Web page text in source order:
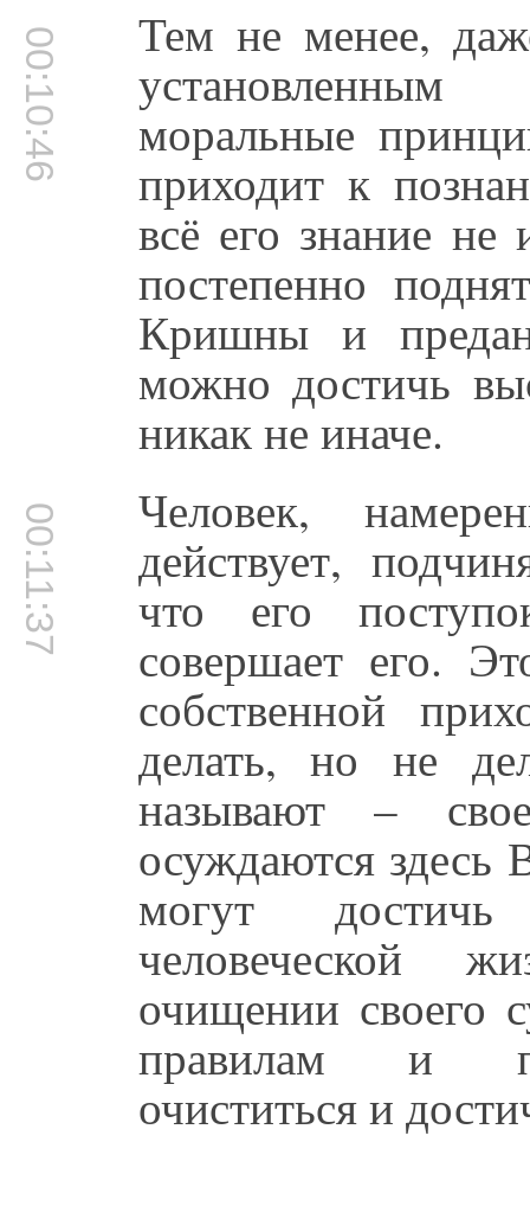
00:10:46 Тем не менее,
моральные
приходит к
всё его знание
постепенно
Кришны и
можно достичь
никак не иначе.
00:11:37 Человек,
действует,
что его
совершает его.
собственной
делать, но не
называют –
осуждаются
могут
человеческой
очищении своего
правилам и
очиститься и